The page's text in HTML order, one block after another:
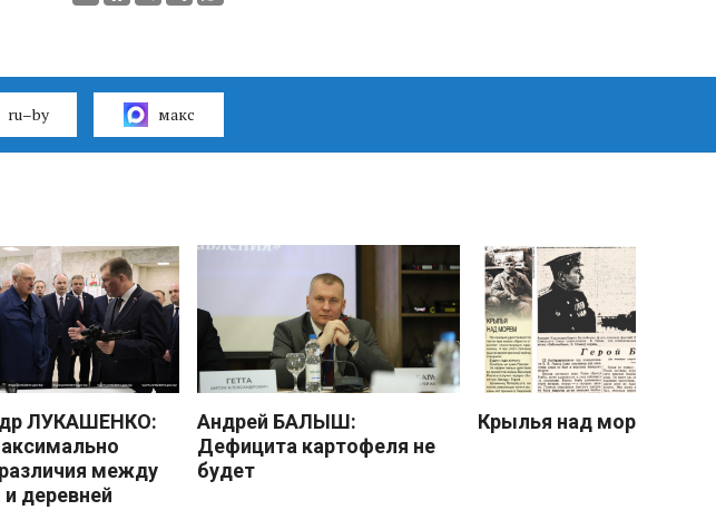
ru–by макс
ЛУКАШЕНКО:
между
деревней
Андрей БАЛЫШ:
Дефицита картофеля не
будет
Крылья над морем